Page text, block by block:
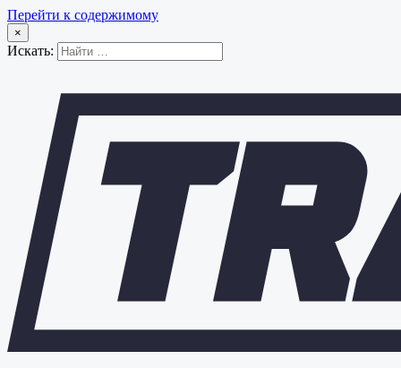
Перейти к содержимому
×
Искать: